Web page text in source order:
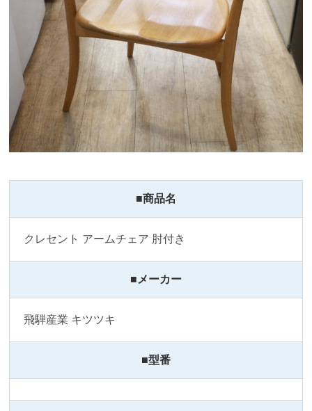
■商品名
クレセント アームチェア 肘付き
■メーカー
飛騨産業 キツツキ
■型番